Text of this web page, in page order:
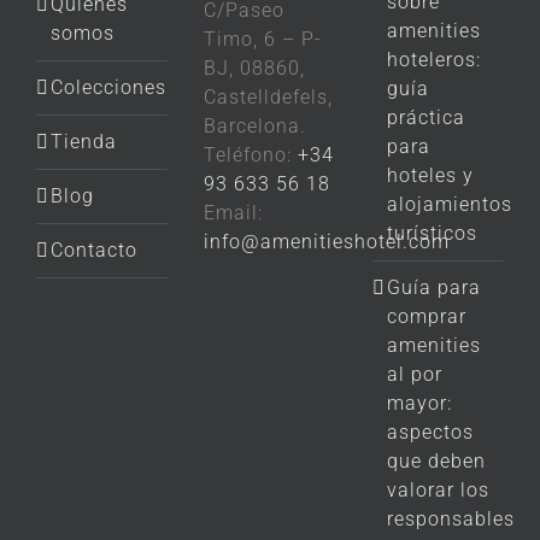
somos
Colecciones
Tienda
Blog
Contacto
C/Paseo
Timo, 6 – P-
BJ, 08860,
Castelldefels,
Barcelona.
Teléfono:+34
93 633 56 18
Email:
info@amenitieshotel.com
amenities
hoteleros:
guía
práctica
para
hoteles y
alojamientos
turísticos
Guía para
comprar
amenities
al por
mayor:
aspectos
que deben
valorar los
responsables